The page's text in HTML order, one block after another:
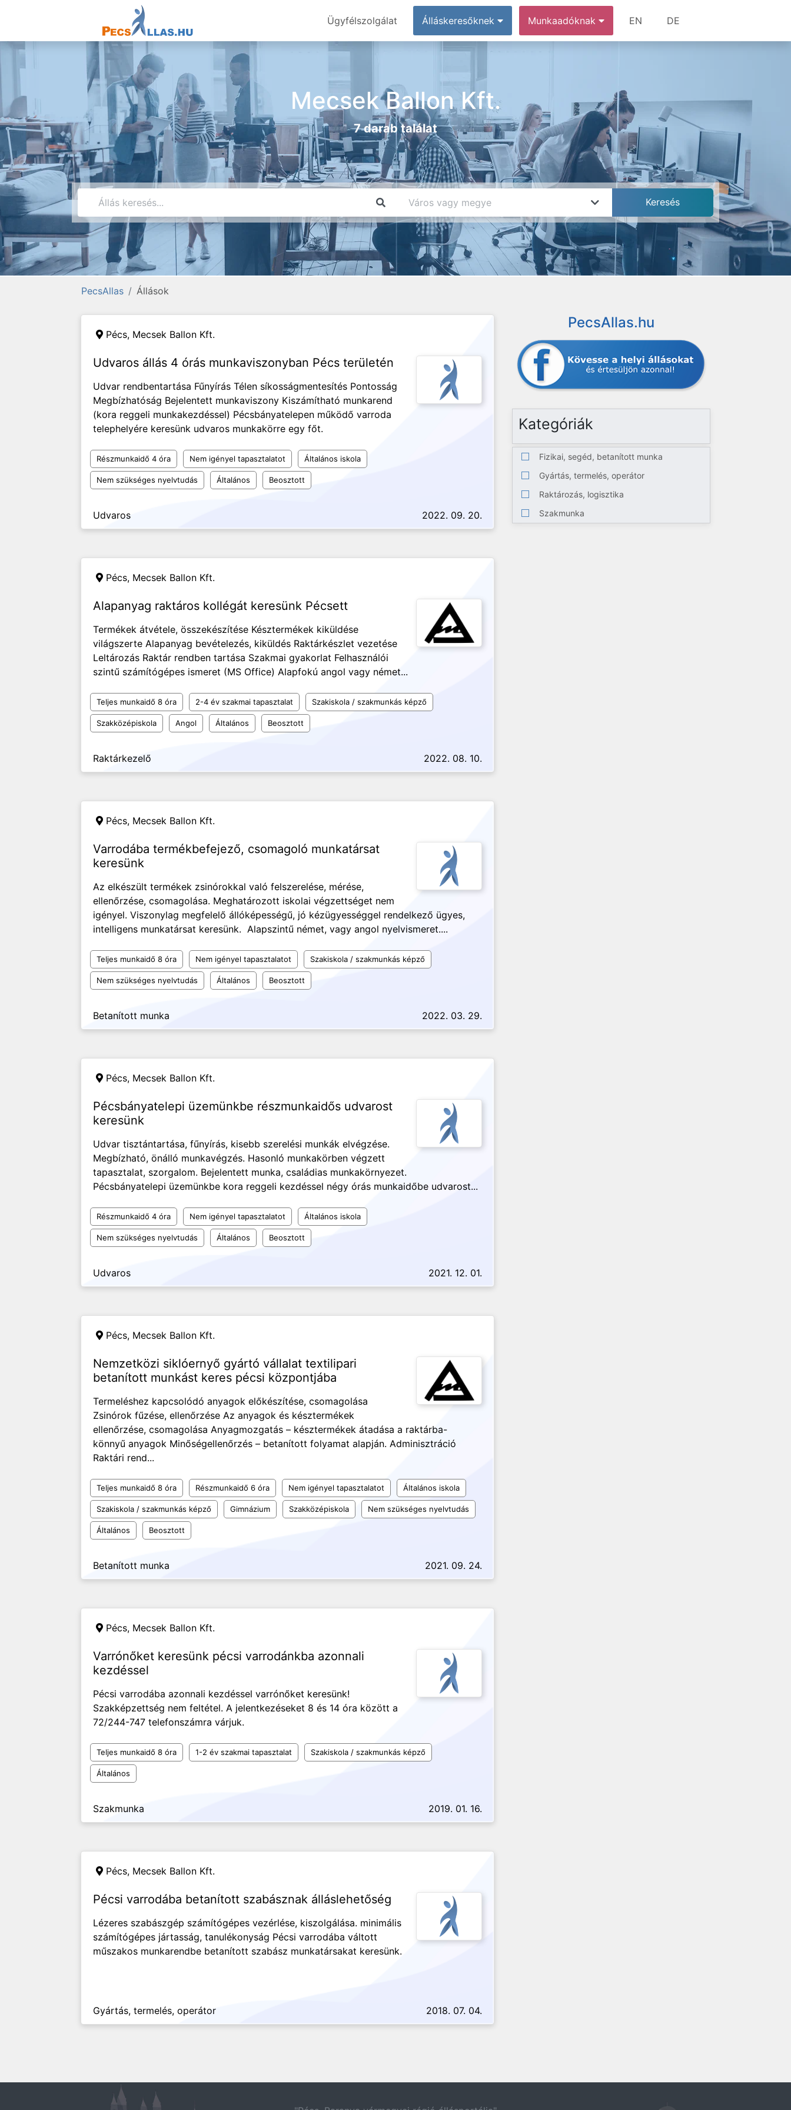
Ügyfélszolgálat Álláskeresőknek Munkaadóknak EN DE
Mecsek Ballon Kft.
7 darab találat
PecsAllas Állások
Pécs, Mecsek Ballon Kft.
Udvaros állás 4 órás munkaviszonyban Pécs területén
Udvar rendbentartása Fűnyírás Télen síkosságmentesítés Pontosság
Megbízhatóság Bejelentett munkaviszony Kiszámítható munkarend
(kora reggeli munkakezdéssel) Pécsbányatelepen működő varroda
telephelyére keresünk udvaros munkakörre egy főt.
Részmunkaidő 4 óra Nem igényel tapasztalatot Általános iskola
Nem szükséges nyelvtudás Általános Beosztott
Udvaros 2022. 09. 20.
Pécs, Mecsek Ballon Kft.
Alapanyag raktáros kollégát keresünk Pécsett
Termékek átvétele, összekészítése Késztermékek kiküldése
világszerte Alapanyag bevételezés, kiküldés Raktárkészlet vezetése
Leltározás Raktár rendben tartása Szakmai gyakorlat Felhasználói
szintű számítógépes ismeret (MS Office) Alapfokú angol vagy német...
Teljes munkaidő 8 óra 2-4 év szakmai tapasztalat Szakiskola / szakmunkás képző
Szakközépiskola Angol Általános Beosztott
Raktárkezelő 2022. 08. 10.
Pécs, Mecsek Ballon Kft.
Varrodába termékbefejező, csomagoló munkatársat
keresünk
Az elkészült termékek zsinórokkal való felszerelése, mérése,
ellenőrzése, csomagolása. Meghatározott iskolai végzettséget nem
igényel. Viszonylag megfelelő állóképességű, jó kézügyességgel rendelkező ügyes,
intelligens munkatársat keresünk. Alapszintű német, vagy angol nyelvismeret....
Teljes munkaidő 8 óra Nem igényel tapasztalatot Szakiskola / szakmunkás képző
Nem szükséges nyelvtudás Általános Beosztott
Betanított munka 2022. 03. 29.
Pécs, Mecsek Ballon Kft.
Pécsbányatelepi üzemünkbe részmunkaidős udvarost
keresünk
Udvar tisztántartása, fűnyírás, kisebb szerelési munkák elvégzése.
Megbízható, önálló munkavégzés. Hasonló munkakörben végzett
tapasztalat, szorgalom. Bejelentett munka, családias munkakörnyezet.
Pécsbányatelepi üzemünkbe kora reggeli kezdéssel négy órás munkaidőbe udvarost...
Részmunkaidő 4 óra Nem igényel tapasztalatot Általános iskola
Nem szükséges nyelvtudás Általános Beosztott
Udvaros 2021. 12. 01.
Pécs, Mecsek Ballon Kft.
Nemzetközi siklóernyő gyártó vállalat textilipari
betanított munkást keres pécsi központjába
Termeléshez kapcsolódó anyagok előkészítése, csomagolása
Zsinórok fűzése, ellenőrzése Az anyagok és késztermékek
ellenőrzése, csomagolása Anyagmozgatás – késztermékek átadása a raktárba-
könnyű anyagok Minőségellenőrzés – betanított folyamat alapján. Adminisztráció
Raktári rend...
Teljes munkaidő 8 óra Részmunkaidő 6 óra Nem igényel tapasztalatot Általános iskola
Szakiskola / szakmunkás képző Gimnázium Szakközépiskola Nem szükséges nyelvtudás
Általános Beosztott
Betanított munka 2021. 09. 24.
Pécs, Mecsek Ballon Kft.
Varrónőket keresünk pécsi varrodánkba azonnali
kezdéssel
Pécsi varrodába azonnali kezdéssel varrónőket keresünk!
Szakképzettség nem feltétel. A jelentkezéseket 8 és 14 óra között a
72/244-747 telefonszámra várjuk.
Teljes munkaidő 8 óra 1-2 év szakmai tapasztalat Szakiskola / szakmunkás képző
Általános
Szakmunka 2019. 01. 16.
Pécs, Mecsek Ballon Kft.
Pécsi varrodába betanított szabásznak álláslehetőség
Lézeres szabászgép számítógépes vezérlése, kiszolgálása. minimális
számítógépes jártasság, tanulékonyság Pécsi varrodába váltott
műszakos munkarendbe betanított szabász munkatársakat keresünk.
Gyártás, termelés, operátor 2018. 07. 04.
PecsAllas.hu
Kategóriák
Fizikai, segéd, betanított munka
Gyártás, termelés, operátor
Raktározás, logisztika
Szakmunka